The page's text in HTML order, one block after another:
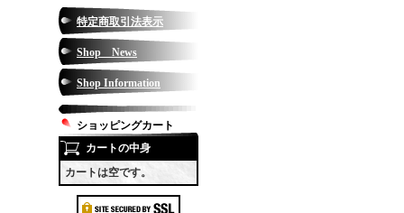
特定商取引法表示
Shop News
Shop Information
ショッピングカート
カートの中身
カートは空です。